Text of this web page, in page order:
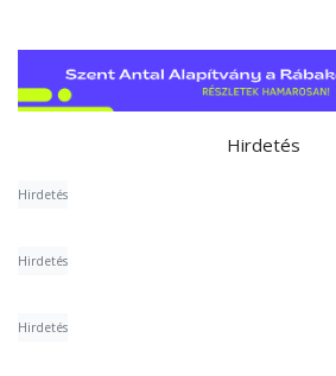
Hirdetés
Hirdetés
Hirdetés
Hirdetés